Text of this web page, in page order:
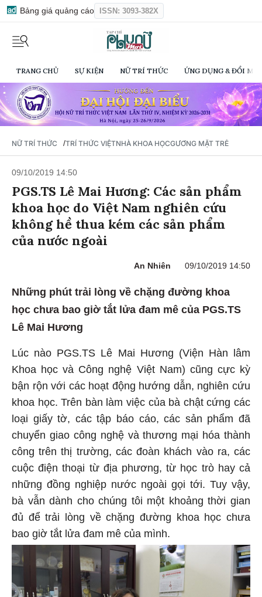
Bảng giá quảng cáo ISSN: 3093-382X
TRANG CHỦ SỰ KIỆN NỮ TRÍ THỨC ỨNG DỤNG & ĐỔI
NỮ TRÍ THỨC /TRÍ THỨC VIỆTNHÀ KHOA HỌCGƯƠNG MẶT TRẺ
09/10/2019 14:50
PGS.TS Lê Mai Hương: Các sản phẩm
khoa học do Việt Nam nghiên cứu
không hề thua kém các sản phẩm
của nước ngoài
An Nhiên 09/10/2019 14:50
Những phút trải lòng về chặng đường khoa
học chưa bao giờ tắt lửa đam mê của PGS.TS
Lê Mai Hương
Lúc nào PGS.TS Lê Mai Hương (Viện Hàn lâm
Khoa học và Công nghệ Việt Nam) cũng cực kỳ
bận rộn với các hoạt động hướng dẫn, nghiên cứu
khoa học. Trên bàn làm việc của bà chật cứng các
loại giấy tờ, các tập báo cáo, các sản phẩm đã
chuyển giao công nghệ và thương mại hóa thành
công trên thị trường, các đoàn khách vào ra, các
cuộc điện thoại từ địa phương, từ học trò hay cả
những đồng nghiệp nước ngoài gọi tới. Tuy vậy,
bà vẫn dành cho chúng tôi một khoảng thời gian
đủ để trải lòng về chặng đường khoa học chưa
bao giờ tắt lửa đam mê của mình.